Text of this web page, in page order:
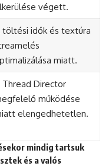
végett.
töltési idők és textúra
miatt.
Thread Director
működése
elengedhetetlen.
mindig tartsuk
és a valós